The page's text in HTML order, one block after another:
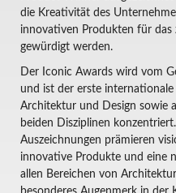
die Kreativität des
innovativen Produkten für das
gewürdigt werden.
Der Iconic Awards wird vom
und ist der erste
Architektur und Design sowie
beiden Disziplinen
Auszeichnungen prämieren
innovative Produkte und eine
allen Bereichen von